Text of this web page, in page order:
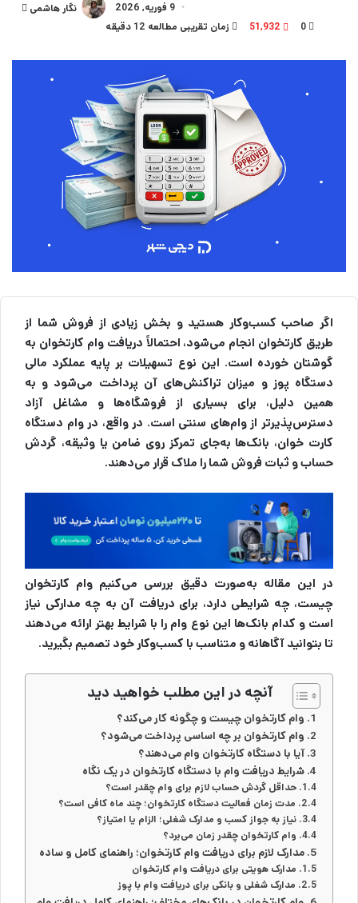
نگار هاشمی
9 فوریه, 2026
0
51,932 زمان تقریبی مطالعه 12 دقیقه
اگر صاحب کسب‌وکار هستید و بخش زیادی از فروش شما از
طریق کارتخوان انجام می‌شود، احتمالاً دریافت وام کارتخوان به
گوشتان خورده است. این نوع تسهیلات بر پایه عملکرد مالی
دستگاه پوز و میزان تراکنش‌های آن پرداخت می‌شود و به
همین دلیل، برای بسیاری از فروشگاه‌ها و مشاغل آزاد
دسترس‌پذیرتر از وام‌های سنتی است. در واقع، در وام دستگاه
کارت خوان، بانک‌ها به‌جای تمرکز روی ضامن یا وثیقه، گردش
حساب و ثبات فروش شما را ملاک قرار می‌دهند.
در این مقاله به‌صورت دقیق بررسی می‌کنیم وام کارتخوان
چیست، چه شرایطی دارد، برای دریافت آن به چه مدارکی نیاز
است و کدام بانک‌ها این نوع وام را با شرایط بهتر ارائه می‌دهند
تا بتوانید آگاهانه و متناسب با کسب‌وکار خود تصمیم بگیرید.
آنچه در این مطلب خواهید دید
وام کارتخوان چیست و چگونه کار می‌کند؟
وام کارتخوان بر چه اساسی پرداخت می‌شود؟
آیا با دستگاه کارتخوان وام می‌دهند؟
شرایط دریافت وام با دستگاه کارتخوان در یک نگاه
حداقل گردش حساب لازم برای وام چقدر است؟
مدت زمان فعالیت دستگاه کارتخوان؛ چند ماه کافی است؟
نیاز به جواز کسب و مدارک شغلی؛ الزام یا امتیاز؟
وام کارتخوان چقدر زمان می‌برد؟
مدارک لازم برای دریافت وام کارتخوان؛ راهنمای کامل و ساده
مدارک هویتی برای دریافت وام کارتخوان
مدارک شغلی و بانکی برای دریافت وام با پوز